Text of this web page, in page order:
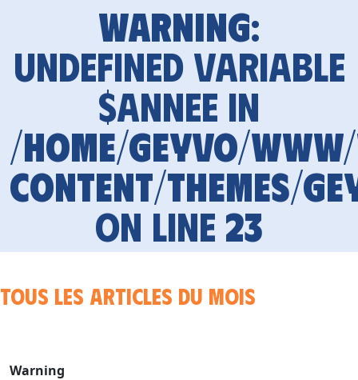
Warning:
Undefined variable
$annee in
/home/geyvo/
content/themes/
on line 23
Tous les articles du mois
Warning